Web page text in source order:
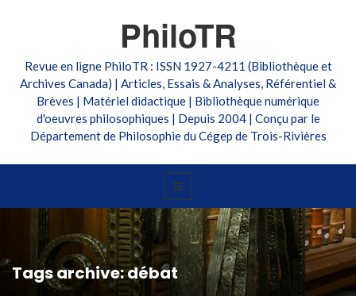
PhiloTR
Revue en ligne PhiloTR : ISSN 1927-4211 (Bibliothèque et
Archives Canada) | Articles, Essais & Analyses, Référentiel &
Brèves | Matériel didactique | Bibliothèque numérique
d'oeuvres philosophiques | Depuis 2004 | Conçu par le
Département de Philosophie du Cégep de Trois-Rivières
Tags archive: débat